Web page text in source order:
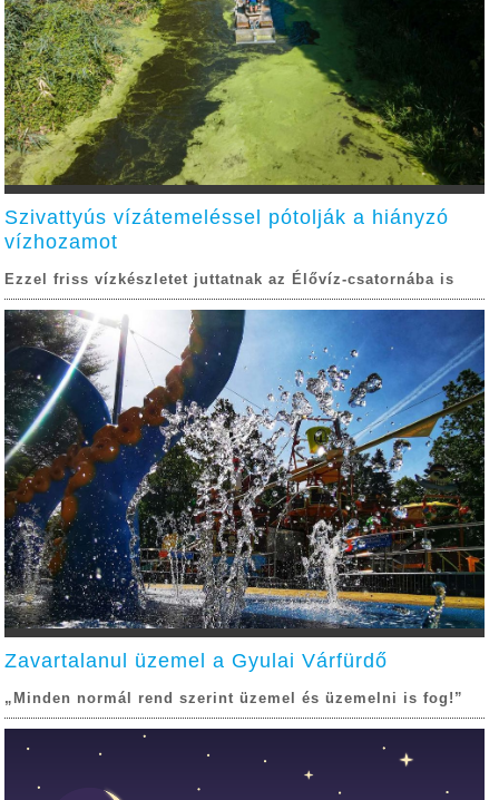
Szivattyús vízátemeléssel pótolják a hiányzó
vízhozamot
Ezzel friss vízkészletet juttatnak az Élővíz-csatornába is
Zavartalanul üzemel a Gyulai Várfürdő
„Minden normál rend szerint üzemel és üzemelni is fog!”